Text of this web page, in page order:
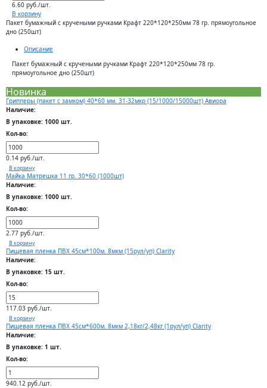
6.60 руб./шт.
В корзину
Пакет бумажный с кручеными ручками Крафт 220*120*250мм 78 гр. прямоугольное
дно (250шт)
Описание
Пакет бумажный с кручеными ручками Крафт 220*120*250мм 78 гр.
прямоугольное дно (250шт)
Новинка
Грипперы (пакет с замком) 40*60 мм. 31-32мкр (15/1000/15000шт) Авиора
Наличие:
В упаковке: 1000 шт.
Кол-во:
0.14 руб./шт.
В корзину
Майка Матрешка 11 гр. 30*60 (1000шт)
Наличие:
В упаковке: 1000 шт.
Кол-во:
2.77 руб./шт.
В корзину
Пищевая пленка ПВХ 45см*100м. 8мкм (15рул/уп) Clarity
Наличие:
В упаковке: 15 шт.
Кол-во:
117.03 руб./шт.
В корзину
Пищевая пленка ПВХ 45см*600м. 8мкм 2,18кг/2,48кг (1рул/уп) Clarity
Наличие:
В упаковке: 1 шт.
Кол-во:
940.12 руб./шт.